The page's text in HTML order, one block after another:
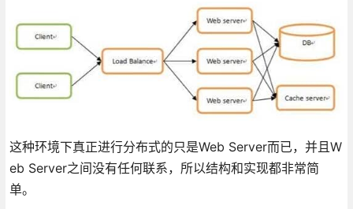
这种环境下真正进行分布式的只是Web Server而已，并且W
eb Server之间没有任何联系，所以结构和实现都非常简
单。